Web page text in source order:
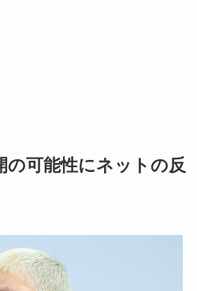
の可能性にネットの反